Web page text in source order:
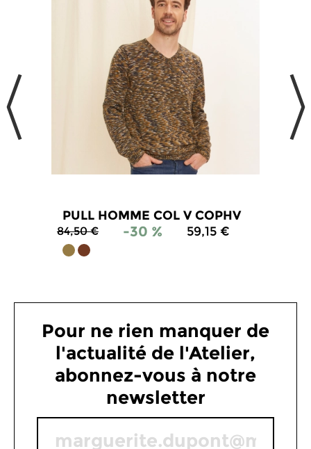
PULL HOMME COL V COPHV
84,50 € -30 % 59,15 €
Pour ne rien manquer de
l'actualité de l'Atelier,
abonnez-vous à notre
newsletter